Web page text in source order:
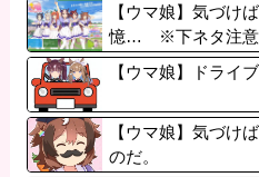
【ウマ娘】気づけ
憶… ※下ネタ注意
【ウマ娘】ドライ
【ウマ娘】気づけ
のだ。